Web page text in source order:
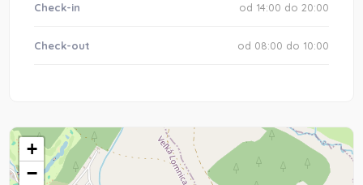
Check-in od 14:00 do 20:00
Check-out od 08:00 do 10:00
+
−